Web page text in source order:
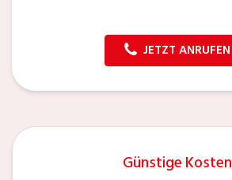
JETZT ANRUFEN
Günstige Kosten